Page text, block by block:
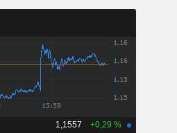
1,1557 +0,29 %